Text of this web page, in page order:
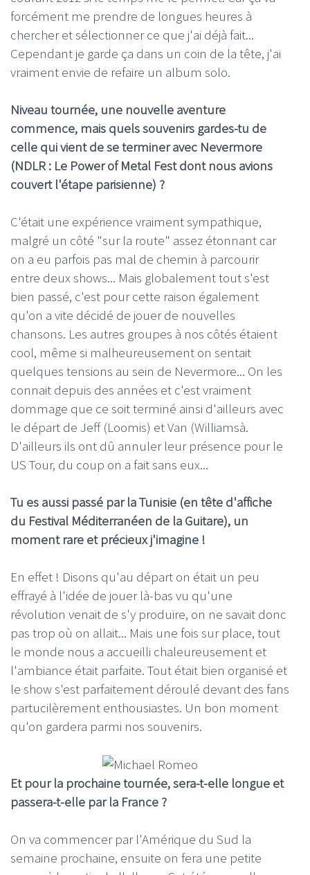
forcément me prendre de longues heures à
chercher et sélectionner ce que j'ai déjà fait...
Cependant je garde ça dans un coin de la tête, j'ai
vraiment envie de refaire un album solo.
Niveau tournée, une nouvelle aventure
commence, mais quels souvenirs gardes-tu de
celle qui vient de se terminer avec Nevermore
(NDLR : Le Power of Metal Fest dont nous avions
couvert l'étape parisienne) ?
C'était une expérience vraiment sympathique,
malgré un côté "sur la route" assez étonnant car
on a eu parfois pas mal de chemin à parcourir
entre deux shows... Mais globalement tout s'est
bien passé, c'est pour cette raison également
qu'on a vite décidé de jouer de nouvelles
chansons. Les autres groupes à nos côtés étaient
cool, même si malheureusement on sentait
quelques tensions au sein de Nevermore... On les
connait depuis des années et c'est vraiment
dommage que ce soit terminé ainsi d'ailleurs avec
le départ de Jeff (Loomis) et Van (Williamsà.
D'ailleurs ils ont dû annuler leur présence pour le
US Tour, du coup on a fait sans eux...
Tu es aussi passé par la Tunisie (en tête d'affiche
du Festival Méditerranéen de la Guitare), un
moment rare et précieux j'imagine !
En effet ! Disons qu'au départ on était un peu
effrayé à l'idée de jouer là-bas vu qu'une
révolution venait de s'y produire, on ne savait donc
pas trop où on allait... Mais une fois sur place, tout
le monde nous a accueilli chaleureusement et
l'ambiance était parfaite. Tout était bien organisé et
le show s'est parfaitement déroulé devant des fans
partucilèrement enthousiastes. Un bon moment
qu'on gardera parmi nos souvenirs.
Et pour la prochaine tournée, sera-t-elle longue et
passera-t-elle par la France ?
On va commencer par l'Amérique du Sud la
semaine prochaine, ensuite on fera une petite